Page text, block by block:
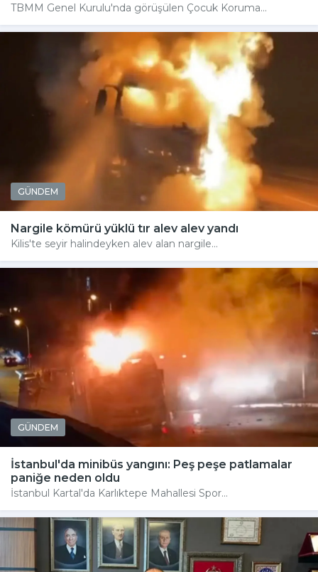
TBMM Genel Kurulu'nda görüşülen Çocuk Koruma...
GÜNDEM
Nargile kömürü yüklü tır alev alev yandı
Kilis'te seyir halindeyken alev alan nargile...
GÜNDEM
İstanbul'da minibüs yangını: Peş peşe patlamalar
paniğe neden oldu
İstanbul Kartal'da Karlıktepe Mahallesi Spor...